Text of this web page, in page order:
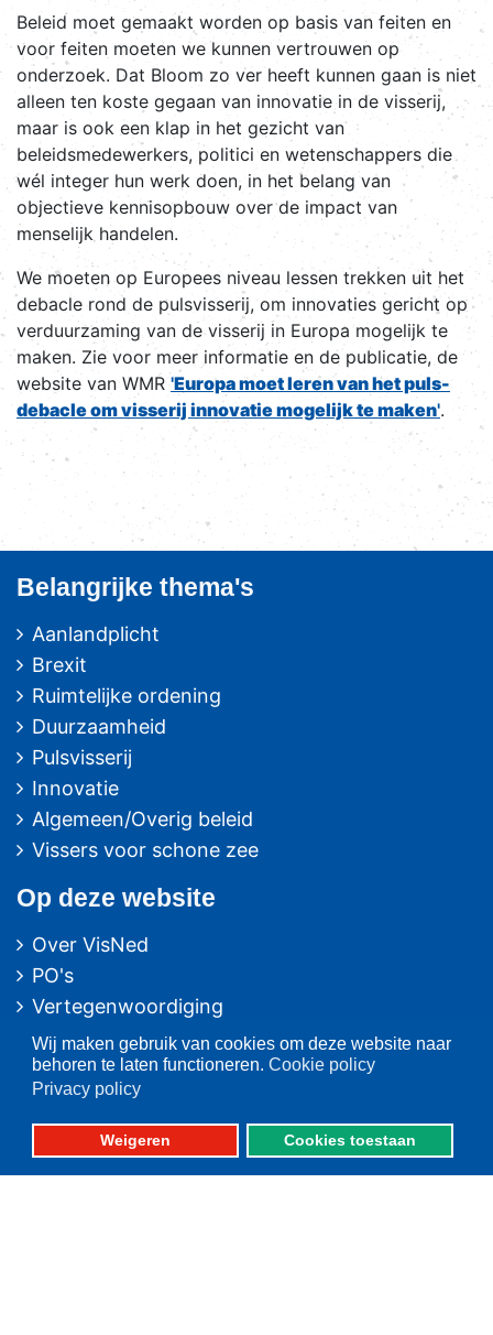
Wij maken gebruik van cookies om deze website naar
behoren te laten functioneren. Cookie policy
Privacy policy
Weigeren Cookies toestaan
Beleid moet gemaakt worden op basis van feiten en
voor feiten moeten we kunnen vertrouwen op
onderzoek. Dat Bloom zo ver heeft kunnen gaan is niet
alleen ten koste gegaan van innovatie in de visserij,
maar is ook een klap in het gezicht van
beleidsmedewerkers, politici en wetenschappers die
wél integer hun werk doen, in het belang van
objectieve kennisopbouw over de impact van
menselijk handelen.
We moeten op Europees niveau lessen trekken uit het
debacle rond de pulsvisserij, om innovaties gericht op
verduurzaming van de visserij in Europa mogelijk te
maken. Zie voor meer informatie en de publicatie, de
website van WMR 'Europa moet leren van het puls-
debacle om visserij innovatie mogelijk te maken'.
Belangrijke thema's
Aanlandplicht
Brexit
Ruimtelijke ordening
Duurzaamheid
Pulsvisserij
Innovatie
Algemeen/Overig beleid
Vissers voor schone zee
Op deze website
Over VisNed
PO's
Vertegenwoordiging
Contact
Nieuwsarchief
Postbus 59